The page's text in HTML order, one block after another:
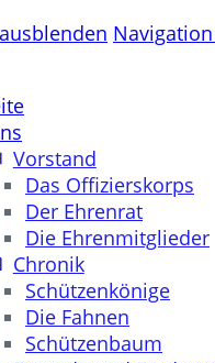
Vorstand
Das Offizierskorps
Der Ehrenrat
Die Ehrenmitglieder
Chronik
Schützenkönige
Die Fahnen
Schützenbaum